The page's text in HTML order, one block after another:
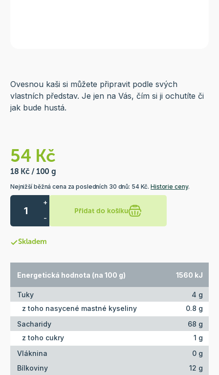
Ovesnou kaši si můžete připravit podle svých
vlastních představ. Je jen na Vás, čím si ji ochutíte či
jak bude hustá.
54 Kč
18 Kč / 100 g
Nejnižší běžná cena za posledních 30 dnů: 54 Kč.Historie ceny.
+
-
Přidat do košíku
Skladem
Energetická hodnota (na 100 g) 1560 kJ
Tuky
4 g
z toho nasycené mastné kyseliny
0.8 g
Sacharidy
68 g
z toho cukry
1 g
Vláknina
0 g
Bílkoviny
12 g